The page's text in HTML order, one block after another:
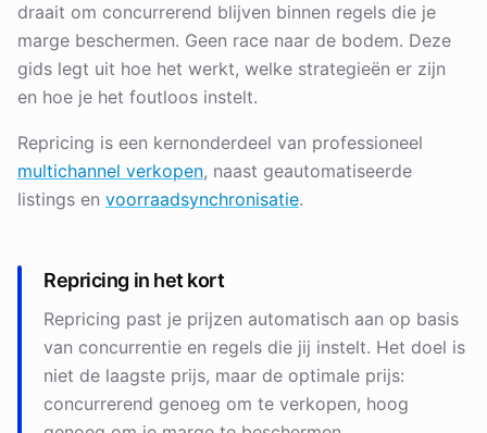
draait om concurrerend blijven binnen regels die je
marge beschermen. Geen race naar de bodem. Deze
gids legt uit hoe het werkt, welke strategieën er zijn
en hoe je het foutloos instelt.
Repricing is een kernonderdeel van professioneel
multichannel verkopen, naast geautomatiseerde
listings en voorraadsynchronisatie.
Repricing in het kort
Repricing past je prijzen automatisch aan op basis
van concurrentie en regels die jij instelt. Het doel is
niet de laagste prijs, maar de optimale prijs:
concurrerend genoeg om te verkopen, hoog